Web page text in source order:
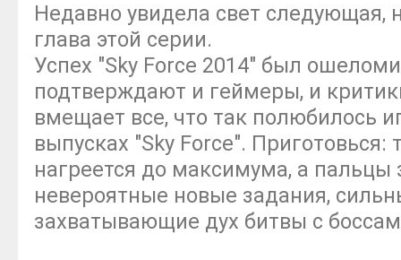
Недавно увидела свет следующая,
глава этой серии.
Успех "Sky Force 2014" был
подтверждают и геймеры, и
вмещает все, что так полюбилось
выпусках "Sky Force". Приготовься:
нагреется до максимума, а пальцы
невероятные новые задания,
захватывающие дух битвы с